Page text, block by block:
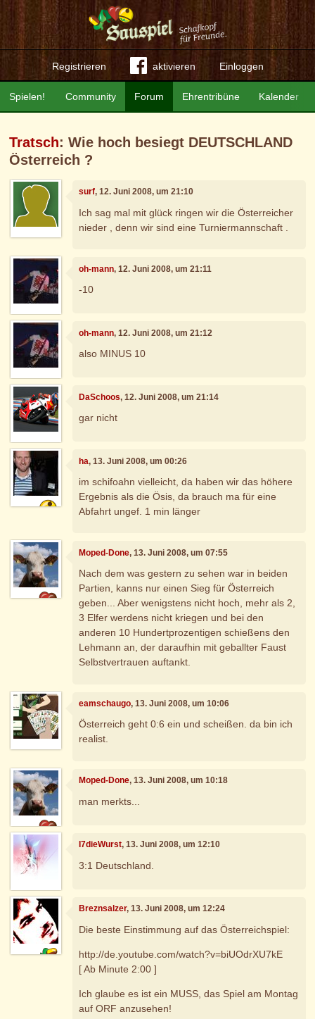
Registrieren aktivieren Einloggen
Community Forum Ehrentribüne Kalender
Spielen!
Tratsch: Wie hoch besiegt DEUTSCHLAND
Österreich ?
surf, 12. Juni 2008, um 21:10
Ich sag mal mit glück ringen wir die Österreicher
nieder , denn wir sind eine Turniermannschaft .
oh-mann, 12. Juni 2008, um 21:11
-10
oh-mann, 12. Juni 2008, um 21:12
also MINUS 10
DaSchoos, 12. Juni 2008, um 21:14
gar nicht
ha, 13. Juni 2008, um 00:26
im schifoahn vielleicht, da haben wir das höhere
Ergebnis als die Ösis, da brauch ma für eine
Abfahrt ungef. 1 min länger
Moped-Done, 13. Juni 2008, um 07:55
Nach dem was gestern zu sehen war in beiden
Partien, kanns nur einen Sieg für Österreich
geben... Aber wenigstens nicht hoch, mehr als 2,
3 Elfer werdens nicht kriegen und bei den
anderen 10 Hundertprozentigen schießens den
Lehmann an, der daraufhin mit geballter Faust
Selbstvertrauen auftankt.
eamschaugo, 13. Juni 2008, um 10:06
Österreich geht 0:6 ein und scheißen. da bin ich
realist.
Moped-Done, 13. Juni 2008, um 10:18
man merkts...
I7dieWurst, 13. Juni 2008, um 12:10
3:1 Deutschland.
Breznsalzer, 13. Juni 2008, um 12:24
Die beste Einstimmung auf das Österreichspiel:
http://de.youtube.com/watch?v=biUOdrXU7kE
[ Ab Minute 2:00 ]
Ich glaube es ist ein MUSS, das Spiel am Montag
auf ORF anzusehen!